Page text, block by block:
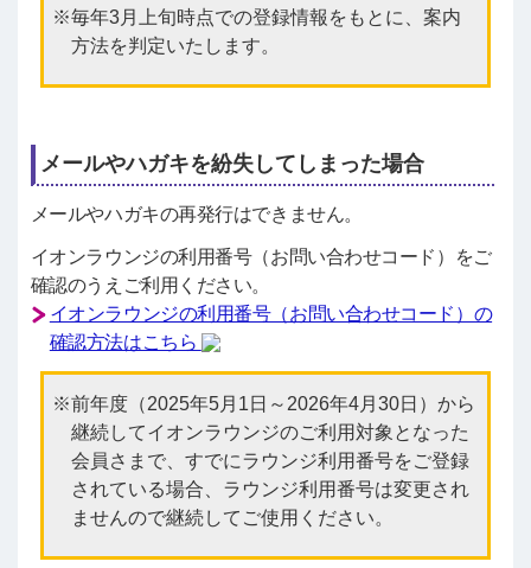
毎年3月上旬時点での登録情報をもとに、案内
方法を判定いたします。
メールやハガキを紛失してしまった場合
メールやハガキの再発行はできません。
イオンラウンジの利用番号（お問い合わせコード）をご
確認のうえご利用ください。
イオンラウンジの利用番号（お問い合わせコード）の
確認方法はこちら
前年度（2025年5月1日～2026年4月30日）から
継続してイオンラウンジのご利用対象となった
会員さまで、すでにラウンジ利用番号をご登録
されている場合、ラウンジ利用番号は変更され
ませんので継続してご使用ください。